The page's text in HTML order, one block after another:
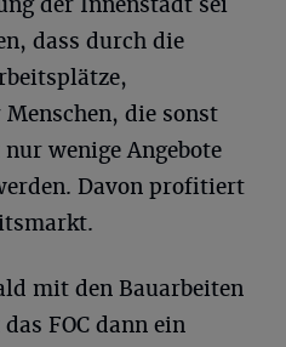
dass durch die
die sonst
wenige Angebote
Davon profitiert
mit den Bauarbeiten
FOC dann ein